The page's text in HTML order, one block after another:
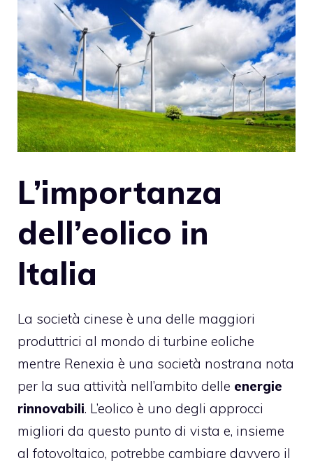
L’importanza
dell’eolico in
Italia
La società cinese è una delle maggiori
produttrici al mondo di turbine eoliche
mentre Renexia è una società nostrana nota
per la sua attività nell’ambito delle energie
rinnovabili. L’eolico è uno degli approcci
migliori da questo punto di vista e, insieme
al fotovoltaico, potrebbe cambiare davvero il